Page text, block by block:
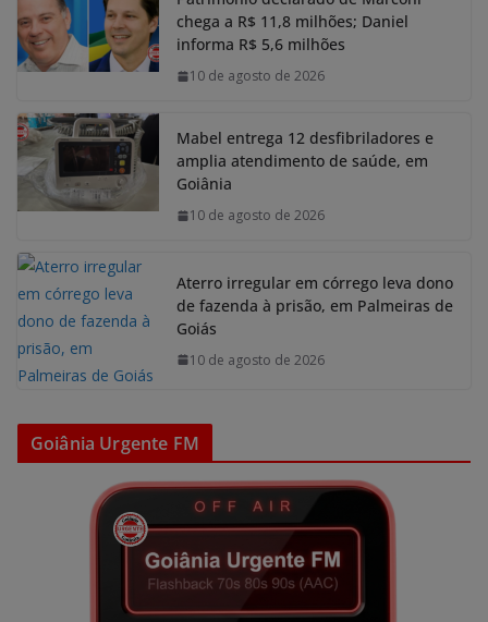
chega a R$ 11,8 milhões; Daniel
informa R$ 5,6 milhões
10 de agosto de 2026
Mabel entrega 12 desfibriladores e
amplia atendimento de saúde, em
Goiânia
10 de agosto de 2026
Aterro irregular em córrego leva dono
de fazenda à prisão, em Palmeiras de
Goiás
10 de agosto de 2026
Goiânia Urgente FM